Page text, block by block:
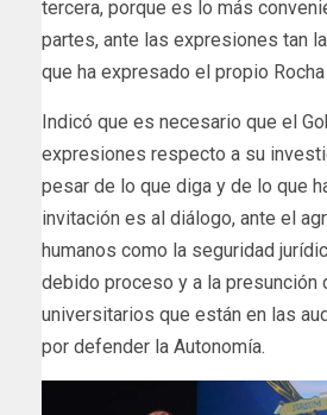
tercera, porque es lo más
partes, ante las expresiones tan
que ha expresado el propio
Indicó que es necesario que el
expresiones respecto a su
pesar de lo que diga y de lo que
invitación es al diálogo, ante el
humanos como la seguridad
debido proceso y a la presunción
universitarios que están en las
por defender la Autonomía.